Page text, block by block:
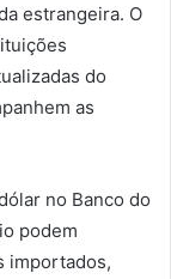
estrangeira. O
do
as
no Banco do
podem
importados,